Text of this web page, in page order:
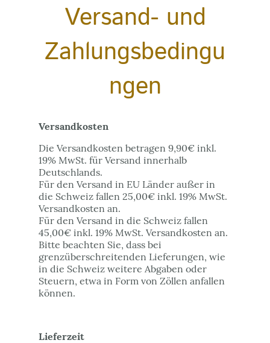
Versand- und
Zahlungsbedingu
ngen
Versandkosten
Die Versandkosten betragen 9,90€ inkl.
19% MwSt. für Versand innerhalb
Deutschlands.
Für den Versand in EU Länder außer in
die Schweiz fallen 25,00€ inkl. 19% MwSt.
Versandkosten an.
Für den Versand in die Schweiz fallen
45,00€ inkl. 19% MwSt. Versandkosten an.
Bitte beachten Sie, dass bei
grenzüberschreitenden Lieferungen, wie
in die Schweiz weitere Abgaben oder
Steuern, etwa in Form von Zöllen anfallen
können.
Lieferzeit